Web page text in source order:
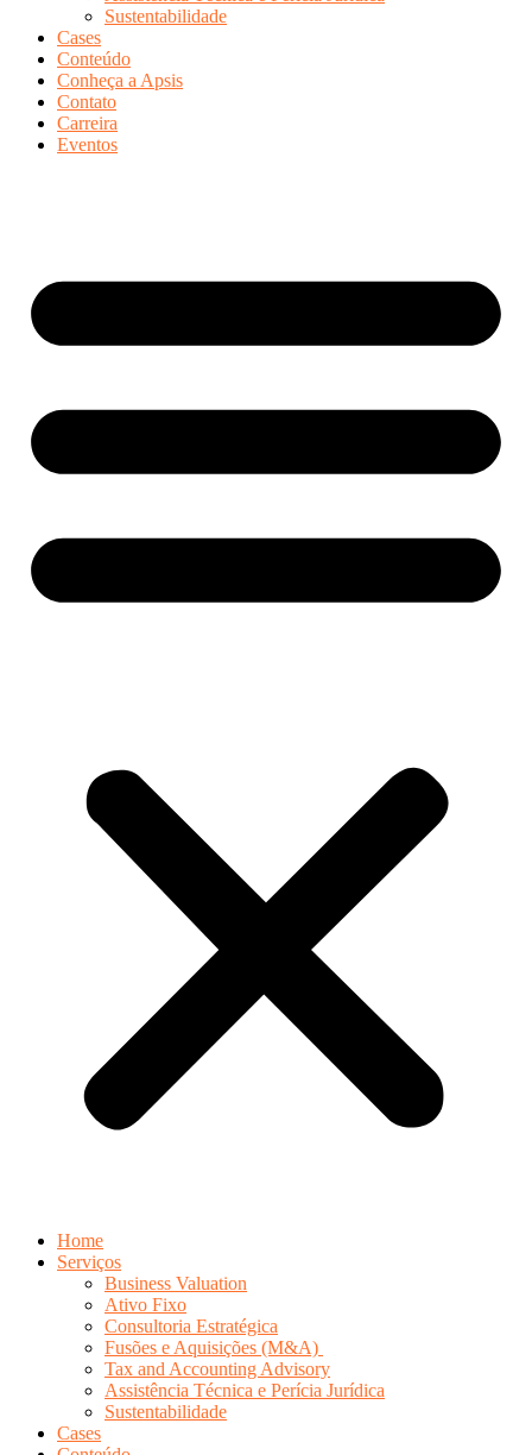
Sustentabilidade
Cases
Conteúdo
Conheça a Apsis
Contato
Carreira
Eventos
Home
Serviços
Business Valuation
Ativo Fixo
Consultoria Estratégica
Fusões e Aquisições (M&A)
Tax and Accounting Advisory
Assistência Técnica e Perícia Jurídica
Sustentabilidade
Cases